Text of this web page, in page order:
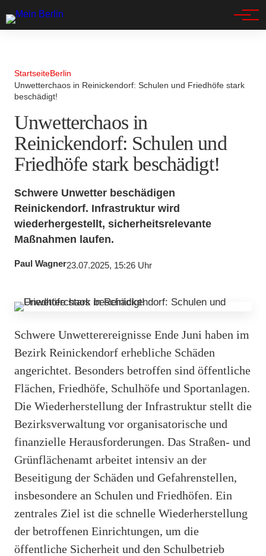
StartseiteBerlin
Unwetterchaos in Reinickendorf: Schulen und Friedhöfe stark
beschädigt!
Unwetterchaos in
Reinickendorf: Schulen und
Friedhöfe stark beschädigt!
Schwere Unwetter beschädigen
Reinickendorf. Infrastruktur wird
wiederhergestellt, sicherheitsrelevante
Maßnahmen laufen.
Paul Wagner23.07.2025, 15:26 Uhr
Schwere Unwetterereignisse Ende Juni haben im
Bezirk Reinickendorf erhebliche Schäden
angerichtet. Besonders betroffen sind öffentliche
Flächen, Friedhöfe, Schulhöfe und Sportanlagen.
Die Wiederherstellung der Infrastruktur stellt die
Bezirksverwaltung vor organisatorische und
finanzielle Herausforderungen. Das Straßen- und
Grünflächenamt arbeitet intensiv an der
Beseitigung der Schäden und Gefahrenstellen,
insbesondere an Schulen und Friedhöfen. Ein
zentrales Ziel ist die schnelle Wiederherstellung
der betroffenen Einrichtungen, um die
öffentliche Sicherheit und den Schulbetrieb